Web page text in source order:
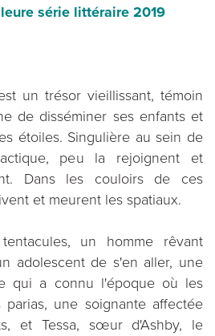
série littéraire 2019
un trésor vieillissant, témoin
de disséminer ses enfants et
étoiles. Singulière au sein de
peu la rejoignent et
Dans les couloirs de ces
et meurent les spatiaux.
un homme rêvant
adolescent de s'en aller, une
qui a connu l'époque où les
parias, une soignante affectée
et Tessa, sœur d'Ashby, le